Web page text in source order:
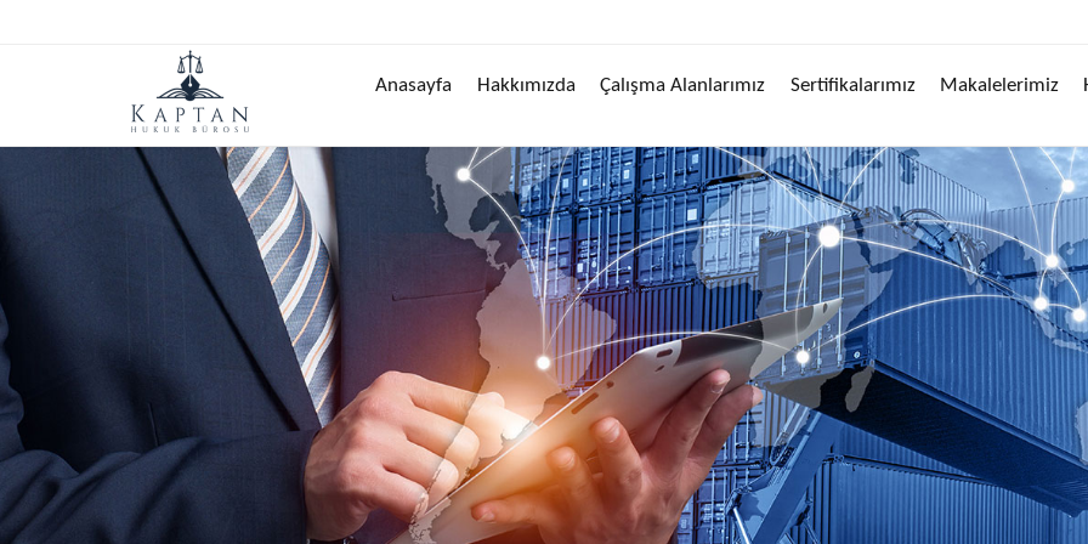
Anasayfa Hakkımızda Çalışma Alanlarımız Sertifikalarımız Makalelerimiz